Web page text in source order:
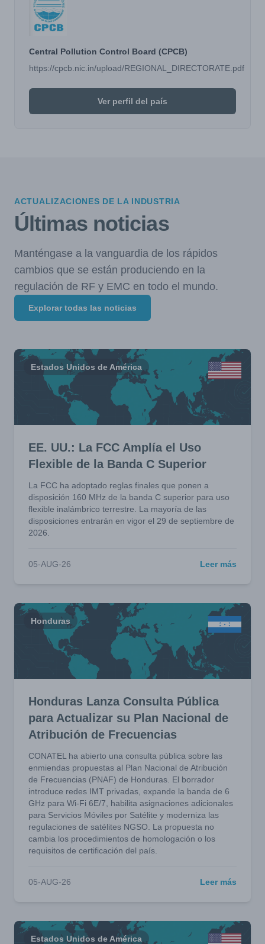
Central Pollution Control Board (CPCB)
https://cpcb.nic.in/upload/REGIONAL_DIRECTORATE.pdf
Ver perfil del país
ACTUALIZACIONES DE LA INDUSTRIA
Últimas noticias
Manténgase a la vanguardia de los rápidos
cambios que se están produciendo en la
regulación de RF y EMC en todo el mundo.
Explorar todas las noticias
Estados Unidos de América
EE. UU.: La FCC Amplía el Uso
Flexible de la Banda C Superior
La FCC ha adoptado reglas finales que ponen a
disposición 160 MHz de la banda C superior para uso
flexible inalámbrico terrestre. La mayoría de las
disposiciones entrarán en vigor el 29 de septiembre de
2026.
05-AUG-26 Leer más
Honduras
Honduras Lanza Consulta Pública
para Actualizar su Plan Nacional de
Atribución de Frecuencias
CONATEL ha abierto una consulta pública sobre las
enmiendas propuestas al Plan Nacional de Atribución
de Frecuencias (PNAF) de Honduras. El borrador
introduce redes IMT privadas, expande la banda de 6
GHz para Wi-Fi 6E/7, habilita asignaciones adicionales
para Servicios Móviles por Satélite y moderniza las
regulaciones de satélites NGSO. La propuesta no
cambia los procedimientos de homologación o los
requisitos de certificación del país.
05-AUG-26 Leer más
Estados Unidos de América